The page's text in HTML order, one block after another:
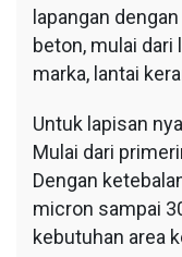
lapangan
beton, mulai dari
marka, lantai
Untuk lapisan
Mulai dari
Dengan
micron sampai
kebutuhan area